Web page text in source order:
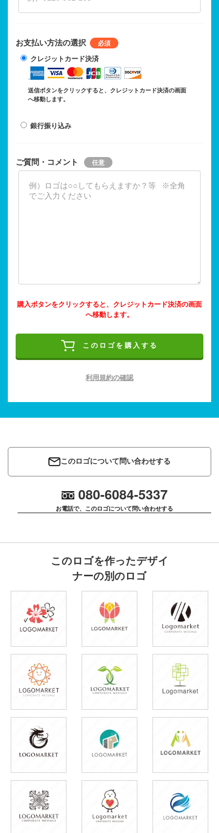
お支払い方法の選択
クレジットカード決済
送信ボタンをクリックすると、クレジットカード決済の画面
へ移動します。
銀行振り込み
ご質問・コメント
購入ボタンをクリックすると、クレジットカード決済の画面
へ移動します。
このロゴを購入する
利用規約の確認
このロゴについて問い合わせする
080-6084-5337
お電話で、このロゴについて問い合わせする
このロゴを作ったデザイ
ナーの別のロゴ